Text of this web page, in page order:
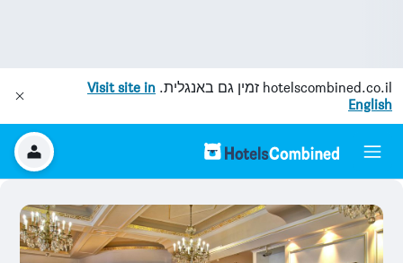
hotelscombined.co.il זמין גם באנגלית. Visit site in
English